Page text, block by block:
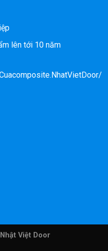
lên tới 10 năm
Nhật Việt Door